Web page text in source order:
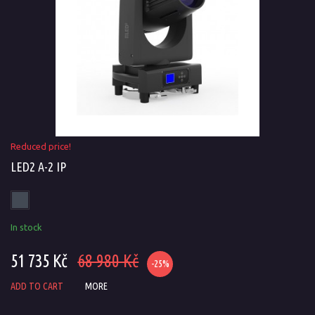
Reduced price!
LED2 A-2 IP
In stock
51 735 Kč 68 980 Kč -25%
ADD TO CART MORE